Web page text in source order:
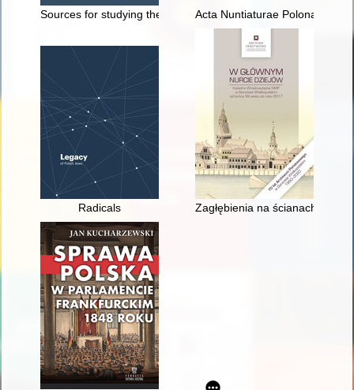
Sources for studying the position of widows in noble families
Acta Nuntiaturae Polonae. T.
Radicals Zagłębienia na ścianach